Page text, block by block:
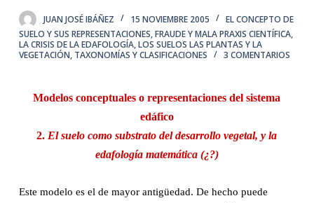
JUAN JOSÉ IBÁÑEZ 15 NOVIEMBRE 2005
EL CONCEPTO DE
SUELO Y SUS REPRESENTACIONES,FRAUDE Y MALA PRAXIS CIENTÍFICA,
LA CRISIS DE LA EDAFOLOGÍA,LOS SUELOS LAS PLANTAS Y LA
VEGETACIÓN, TAXONOMÍAS Y CLASIFICACIONES 3 COMENTARIOS
Modelos conceptuales o representaciones del sistema
edáfico
2. El suelo como substrato del desarrollo vegetal, y la
edafología matemática (¿?)
Este modelo es el de mayor antigüedad. De hecho puede